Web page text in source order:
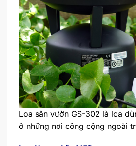
Loa sân vườn GS-302 là loa
ở những nơi công cộng ngoài